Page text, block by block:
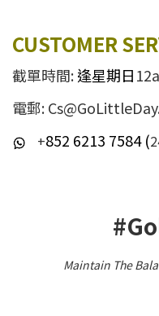
CUSTOMER
截單時間:逢星期日
電郵:
+852 6213 7584 (
Maintain The